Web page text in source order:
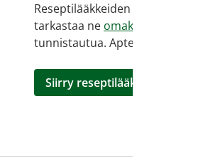
Reseptilääkkeiden tilaaminen
tarkastaa ne omakanta.fi
-
tunnistautua. Apteekki
Siirry reseptilääketilaukseen